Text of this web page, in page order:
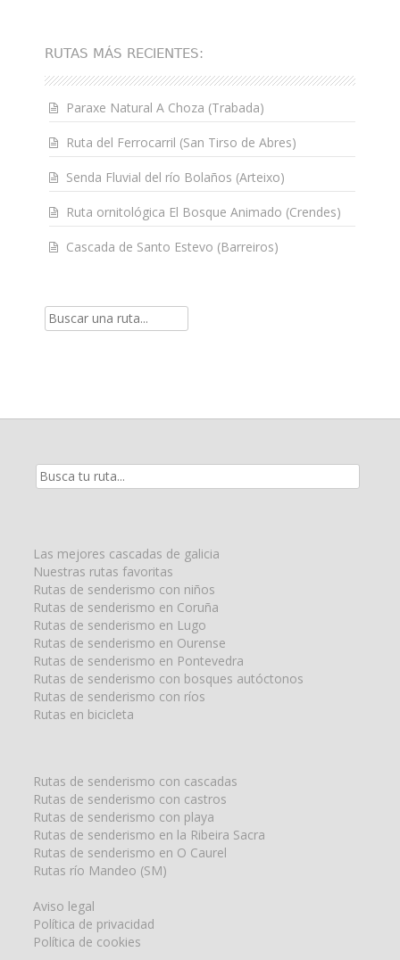
RUTAS MÁS RECIENTES:
Paraxe Natural A Choza (Trabada)
Ruta del Ferrocarril (San Tirso de Abres)
Senda Fluvial del río Bolaños (Arteixo)
Ruta ornitológica El Bosque Animado (Crendes)
Cascada de Santo Estevo (Barreiros)
Resultados
Las mejores cascadas de galicia
Nuestras rutas favoritas
Rutas de senderismo con niños
Rutas de senderismo en Coruña
Rutas de senderismo en Lugo
Rutas de senderismo en Ourense
Rutas de senderismo en Pontevedra
Rutas de senderismo con bosques autóctonos
Rutas de senderismo con ríos
Rutas en bicicleta
Rutas de senderismo con cascadas
Rutas de senderismo con castros
Rutas de senderismo con playa
Rutas de senderismo en la Ribeira Sacra
Rutas de senderismo en O Caurel
Rutas río Mandeo (SM)
Aviso legal
Política de privacidad
Política de cookies